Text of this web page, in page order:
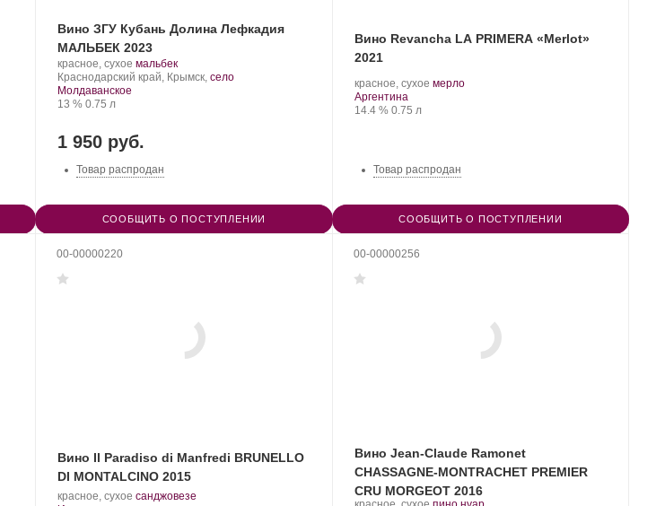
Вино ЗГУ Кубань Долина Лефкадия
МАЛЬБЕК 2023
Производитель:
Долина
Лефкадия.
красное, сухое .
Сорт
мальбек.
Регион:
Краснодарский край, Крымск,село
Молдаванское
Крепость
13 %. Объем
0.75 л
1 950 руб.
Товар распродан
СООБЩИТЬ О ПОСТУПЛЕНИИ
Вино Revancha LA PRIMERA «Merlot»
2021
красное, сухое .мерло.
Регион:
Аргентина
Крепость
14.4 %. Объем
0.75 л
Товар распродан
СООБЩИТЬ О ПОСТУПЛЕНИИ
00-00000220
Вино Il Paradiso di Manfredi BRUNELLO
DI MONTALCINO 2015
красное, сухое .санджовезе
00-00000256
Вино Jean-Claude Ramonet
CHASSAGNE-MONTRACHET PREMIER
CRU MORGEOT 2016
. .